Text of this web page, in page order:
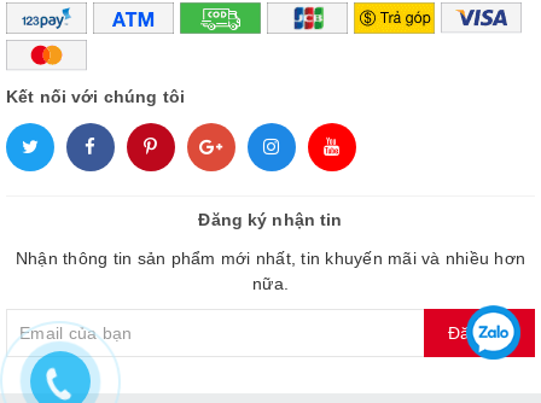
cuốn hút, kiến tạo không gian âm nhạc đỉnh cao
*Hình ảnh chỉ mang tính chất minh họa sản phẩm
Kết nối với chúng tôi
Đăng ký nhận tin
Nhận thông tin sản phẩm mới nhất, tin khuyến mãi và nhiều hơn
nữa.
Đăng ký